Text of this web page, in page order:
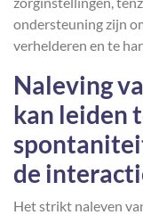
ondersteuning zijn
verhelderen en te
Naleving
kan leiden
de
Het strikt naleven